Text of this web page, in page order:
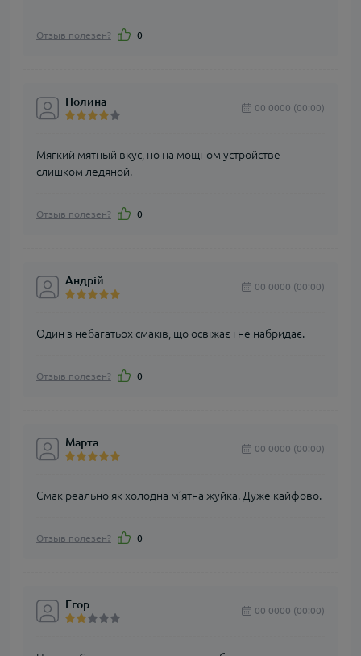
Отзыв полезен? 0
Полина 00 0000 (00:00)
Мягкий мятный вкус, но на мощном устройстве
слишком ледяной.
Отзыв полезен? 0
Андрій 00 0000 (00:00)
Один з небагатьох смаків, що освіжає і не набридає.
Отзыв полезен? 0
Марта 00 0000 (00:00)
Смак реально як холодна м’ятна жуйка. Дуже кайфово.
Отзыв полезен? 0
Егор 00 0000 (00:00)